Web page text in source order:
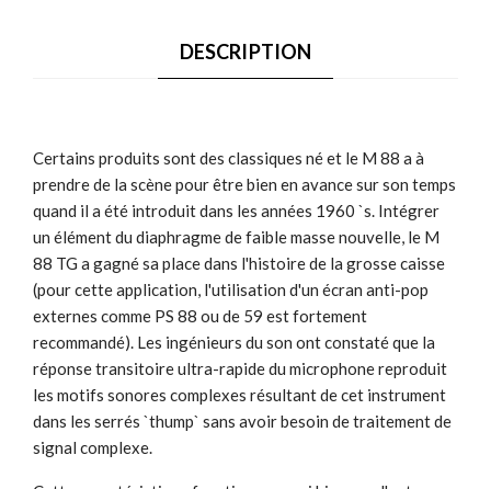
DESCRIPTION
Certains produits sont des classiques né et le M 88 a à
prendre de la scène pour être bien en avance sur son temps
quand il a été introduit dans les années 1960 `s. Intégrer
un élément du diaphragme de faible masse nouvelle, le M
88 TG a gagné sa place dans l'histoire de la grosse caisse
(pour cette application, l'utilisation d'un écran anti-pop
externes comme PS 88 ou de 59 est fortement
recommandé). Les ingénieurs du son ont constaté que la
réponse transitoire ultra-rapide du microphone reproduit
les motifs sonores complexes résultant de cet instrument
dans les serrés `thump` sans avoir besoin de traitement de
signal complexe.